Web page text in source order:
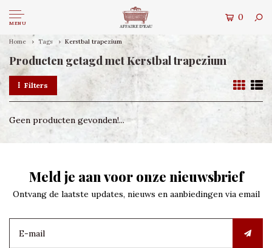
MENU
0
Home Tags Kerstbal trapezium
Producten getagd met Kerstbal trapezium
Filters
Geen producten gevonden!...
Meld je aan voor onze nieuwsbrief
Ontvang de laatste updates, nieuws en aanbiedingen via email